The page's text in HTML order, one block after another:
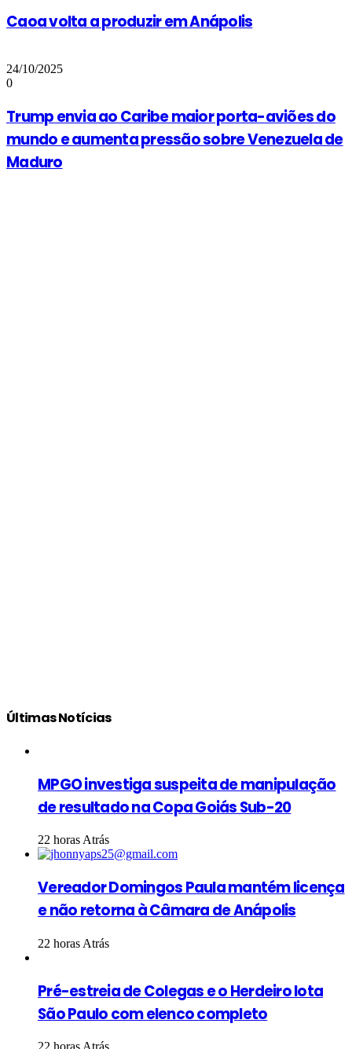
Caoa volta a produzir em Anápolis
24/10/2025
0
Trump envia ao Caribe maior porta-aviões do
mundo e aumenta pressão sobre Venezuela de
Maduro
Últimas Notícias
MPGO investiga suspeita de manipulação
de resultado na Copa Goiás Sub-20
22 horas Atrás
Vereador Domingos Paula mantém licença
e não retorna à Câmara de Anápolis
22 horas Atrás
Pré-estreia de Colegas e o Herdeiro lota
São Paulo com elenco completo